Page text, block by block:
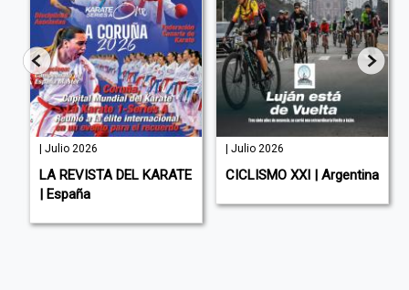
| Julio 2026
LA REVISTA DEL KARATE
| España
| Julio 2026
CICLISMO XXI | Argentina